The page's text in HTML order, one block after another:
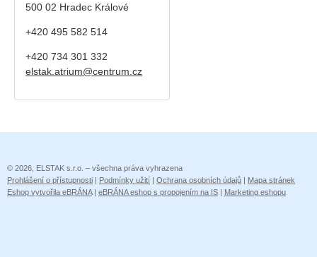
500 02 Hradec Králové
+420 495 582 514
+420 734 301 332
elstak.atrium@centrum.cz
© 2026, ELSTAK s.r.o. – všechna práva vyhrazena
Prohlášení o přístupnosti | Podmínky užití | Ochrana osobních údajů | Mapa stránek
Eshop vytvořila eBRÁNA| eBRÁNA eshop s propojením na IS | Marketing eshopu